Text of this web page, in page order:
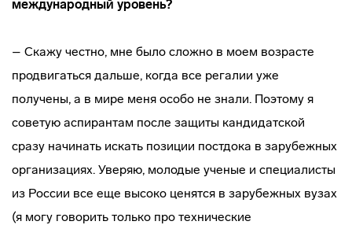
международный уровень?
– Скажу честно, мне было сложно в моем возрасте
продвигаться дальше, когда все регалии уже
получены, а в мире меня особо не знали. Поэтому я
советую аспирантам после защиты кандидатской
сразу начинать искать позиции постдока в зарубежных
организациях. Уверяю, молодые ученые и специалисты
из России все еще высоко ценятся в зарубежных вузах
(я могу говорить только про технические